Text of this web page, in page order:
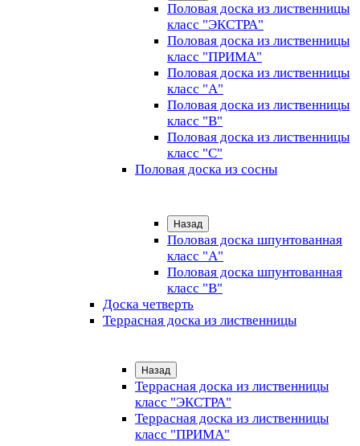
Половая доска из лиственницы
класс "ЭКСТРА"
Половая доска из лиственницы
класс "ПРИМА"
Половая доска из лиственницы
класс "А"
Половая доска из лиственницы
класс "B"
Половая доска из лиственницы
класс "C"
Половая доска из сосны
Назад
Половая доска шпунтованная
класс "А"
Половая доска шпунтованная
класс "B"
Доска четверть
Террасная доска из лиственницы
Назад
Террасная доска из лиственницы
класс "ЭКСТРА"
Террасная доска из лиственницы
класс "ПРИМА"